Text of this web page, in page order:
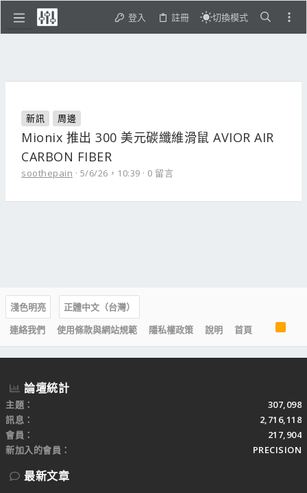
登入 註冊 切換模式
新訊 周邊
Mionix 推出 300 美元碳纖維滑鼠 AVIOR AIR
CARBON FIBER
soothepain 5/6/26，10:39 0 留言
淺色明亮
正體中文（台灣）
連絡我們
使用條款與網站規範 隱私權政策 說明 首頁
R
S
S
論壇統計
主題
307,098
訊息
2,716,118
會員
217,904
新加入的會員
PRECISION
最新文章